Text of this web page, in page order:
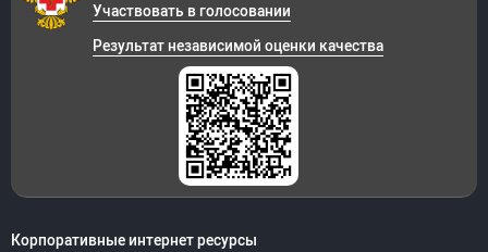
Корпоративные интернет ресурсы
Участвовать в голосовании
Результат независимой оценки качества